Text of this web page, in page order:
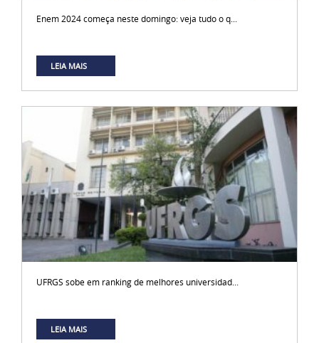
Enem 2024 começa neste domingo: veja tudo o q...
LEIA MAIS
UFRGS sobe em ranking de melhores universidad...
LEIA MAIS